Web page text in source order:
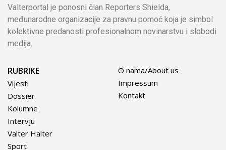
Valterportal je ponosni član Reporters Shielda,
međunarodne organizacije za pravnu pomoć koja je simbol
kolektivne predanosti profesionalnom novinarstvu i slobodi
medija.
RUBRIKE
Vijesti
Dossier
Kolumne
Intervju
Valter Halter
Sport
O nama/About us
Impressum
Kontakt